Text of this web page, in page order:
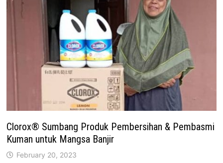
Clorox® Sumbang Produk Pembersihan & Pembasmi
Kuman untuk Mangsa Banjir
February 20, 2023